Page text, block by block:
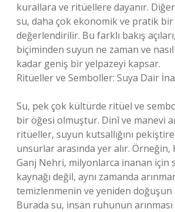
kurallara ve ritüellere dayanır.
su, daha çok ekonomik ve pratik
değerlendirilir. Bu farklı bakış
biçiminden suyun ne zaman ve nasıl
kadar geniş bir yelpazeyi kapsar.
Ritüeller ve Semboller: Suya Dair
Su, pek çok kültürde ritüel ve
bir öğesi olmuştur. Dinî ve manevi
ritüeller, suyun kutsallığını
unsurlar arasında yer alır. Örneğin,
Ganj Nehri, milyonlarca inanan için
kaynağı değil, aynı zamanda
temizlenmenin ve yeniden
Burada su, insan ruhunun